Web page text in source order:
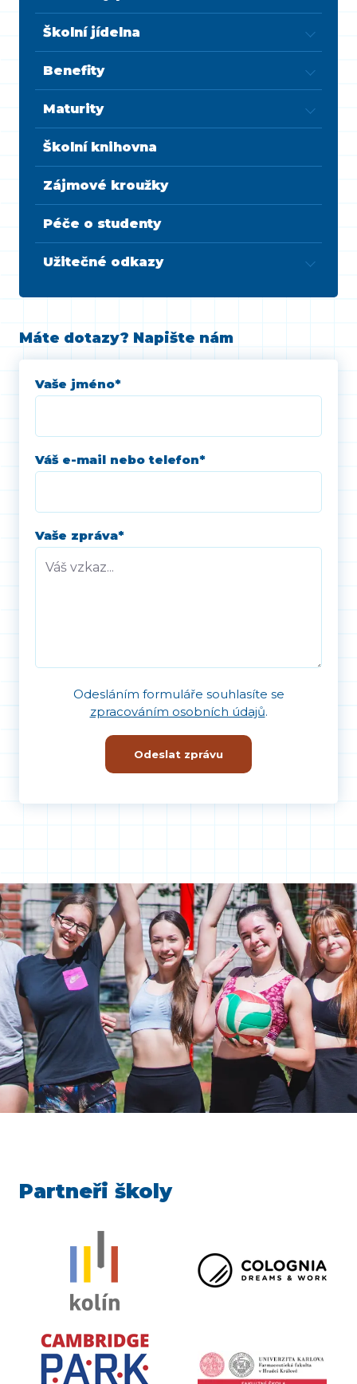
Školní jídelna
Benefity
Maturity
Školní knihovna
Zájmové kroužky
Péče o studenty
Užitečné odkazy
Máte dotazy? Napište nám
Vaše jméno*
Váš e-mail nebo telefon*
Vaše zpráva*
Odesláním formuláře souhlasíte se
zpracováním osobních údajů.
Odeslat zprávu
Partneři školy